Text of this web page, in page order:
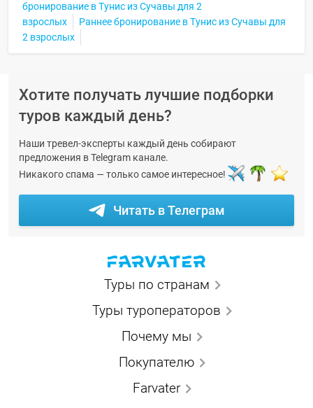
бронирование в Тунис из Сучавы для 2
взрослых
Раннее бронирование в Тунис из Сучавы для
2 взрослых
Хотите получать лучшие подборки
туров каждый день?
Наши тревел-эксперты каждый день собирают
предложения в Telegram канале.
Никакого спама — только самое интересное!
Читать в Телеграм
Туры по странам
Туры туроператоров
Почему мы
Покупателю
Farvater